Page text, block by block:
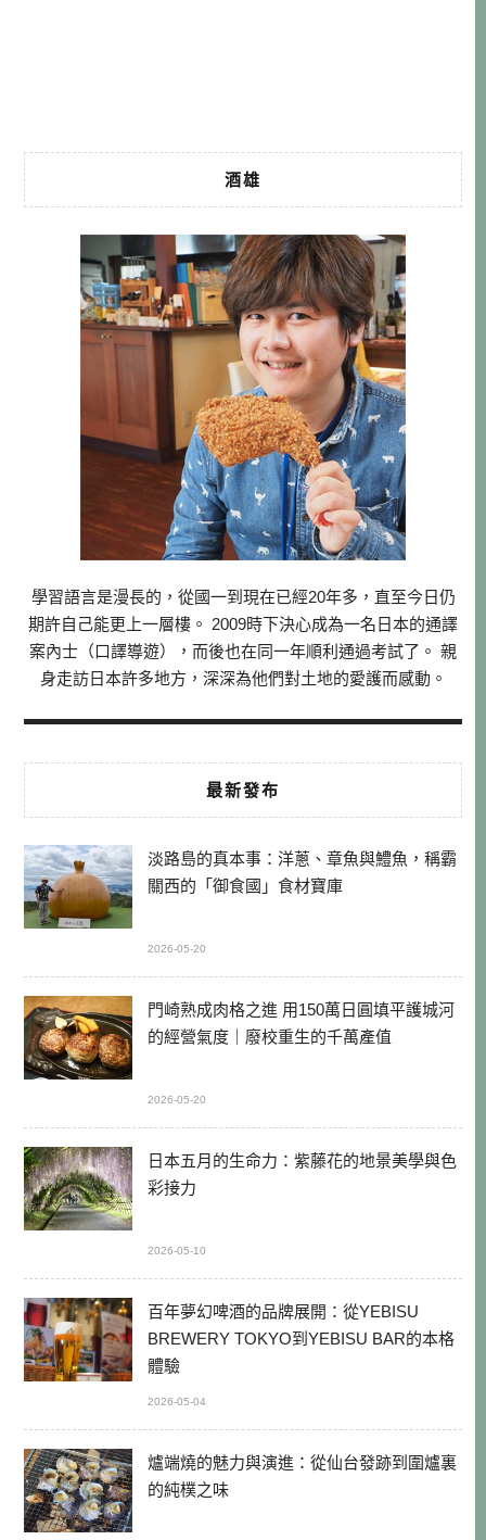
酒雄
學習語言是漫長的，從國一到現在已經20年多，直至今日仍
期許自己能更上一層樓。 2009時下決心成為一名日本的通譯
案內士（口譯導遊），而後也在同一年順利通過考試了。 親
身走訪日本許多地方，深深為他們對土地的愛護而感動。
最新發布
淡路島的真本事：洋蔥、章魚與鱧魚，稱霸
關西的「御食國」食材寶庫
2026-05-20
門崎熟成肉格之進 用150萬日圓填平護城河
的經營氣度｜廢校重生的千萬產值
2026-05-20
日本五月的生命力：紫藤花的地景美學與色
彩接力
2026-05-10
百年夢幻啤酒的品牌展開：從YEBISU
BREWERY TOKYO到YEBISU BAR的本格
體驗
2026-05-04
爐端燒的魅力與演進：從仙台發跡到圍爐裏
的純樸之味